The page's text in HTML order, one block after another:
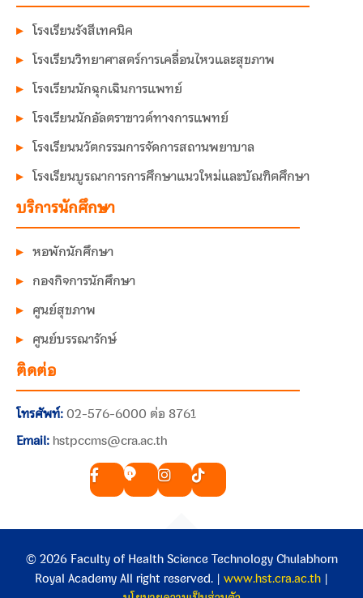
โรงเรียนรังสีเทคนิค
โรงเรียนวิทยาศาสตร์การเคลื่อนไหวและสุขภาพ
โรงเรียนนักฉุกเฉินการแพทย์
โรงเรียนนักอัลตราซาวด์ทางการแพทย์
โรงเรียนนวัตกรรมการจัดการสถานพยาบาล
โรงเรียนบูรณาการการศึกษาแนวใหม่และบัณฑิตศึกษา
บริการนักศึกษา
หอพักนักศึกษา
กองกิจการนักศึกษา
ศูนย์สุขภาพ
ศูนย์บรรณารักษ์
ติดต่อ
โทรศัพท์:02-576-6000 ต่อ 8761
Email: hstpccms@cra.ac.th
© 2026 Faculty of Health Science Technology Chulabhorn
Royal Academy All right reserved. | www.hst.cra.ac.th |